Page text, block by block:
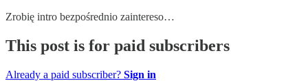
Zrobię intro bezpośrednio zaintereso…
This post is for paid subscribers
Already a paid subscriber? Sign in